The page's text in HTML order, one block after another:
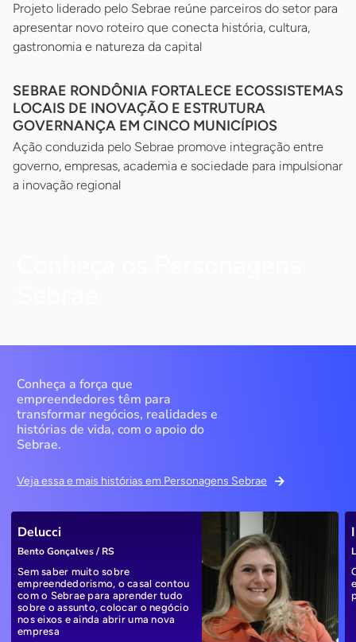
Projeto liderado pelo Sebrae reúne parceiros do setor para
apresentar novo roteiro que conecta história, cultura,
gastronomia e natureza da capital
SEBRAE RONDÔNIA FORTALECE ECOSSISTEMAS
LOCAIS DE INOVAÇÃO E ESTRUTURA
GOVERNANÇA EM CINCO MUNICÍPIOS
Ação conduzida pelo Sebrae promove integração entre
governo, empresas, academia e sociedade para impulsionar
a inovação regional
Conheça a força que
empreendedores têm para
transformar negócios, realidades e
histórias de vida, com o apoio do
Sebrae.
Veja essa e mais histórias em Personagens Sebrae
Delucci
Bento Gonçalves / RS
Sem saber muito sobre
empreendedorismo, o casal contou
com o Sebrae para aprender tudo
sobre o assunto, colocar o negócio
nos eixos e ainda abrir uma nova
empresa